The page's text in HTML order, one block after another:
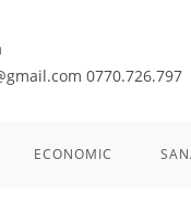
0770.726.797
ECONOMIC